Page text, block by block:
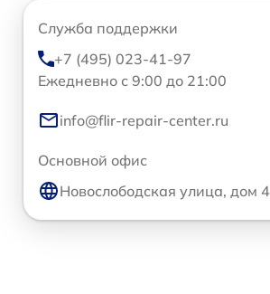
Служба поддержки
+7 (495) 023-41-97
Ежедневно с 9:00 до 21:00
info@flir-repair-center.ru
Основной офис
Новослободская улица, дом 4